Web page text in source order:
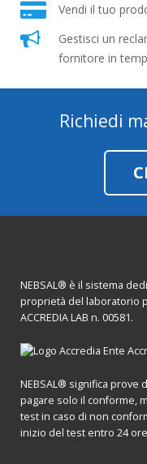
Vendi il tuo
Gestisci un
fornitore in
Richiedi
NEBSAL® è il sistema
proprietà del laboratorio
ACCREDIA LAB n. 00581.
NEBSAL® significa prove
pagare solo il conforme,
test in caso di non
inizio del test entro 24